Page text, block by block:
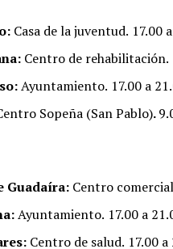
Casa de la juventud. 17.00
Centro de rehabilitación.
Ayuntamiento. 17.00 a
Sopeña (San Pablo).
Guadaíra: Centro
Ayuntamiento. 17.00 a
Centro de salud. 17.00